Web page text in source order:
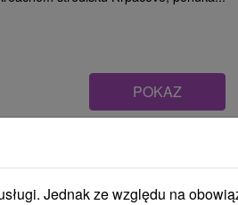
POKAZ
Krpáčovo
Jednak ze względu na